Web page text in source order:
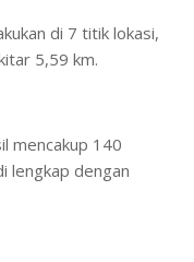
di 7 titik lokasi,
5,59 km.
mencakup 140
lengkap dengan